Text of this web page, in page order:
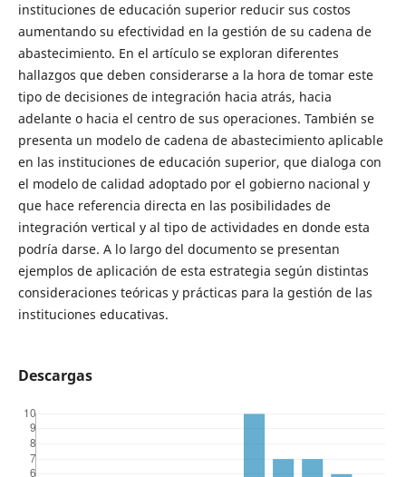
instituciones de educación superior reducir sus costos
aumentando su efectividad en la gestión de su cadena de
abastecimiento. En el artículo se exploran diferentes
hallazgos que deben considerarse a la hora de tomar este
tipo de decisiones de integración hacia atrás, hacia
adelante o hacia el centro de sus operaciones. También se
presenta un modelo de cadena de abastecimiento aplicable
en las instituciones de educación superior, que dialoga con
el modelo de calidad adoptado por el gobierno nacional y
que hace referencia directa en las posibilidades de
integración vertical y al tipo de actividades en donde esta
podría darse. A lo largo del documento se presentan
ejemplos de aplicación de esta estrategia según distintas
consideraciones teóricas y prácticas para la gestión de las
instituciones educativas.
Descargas